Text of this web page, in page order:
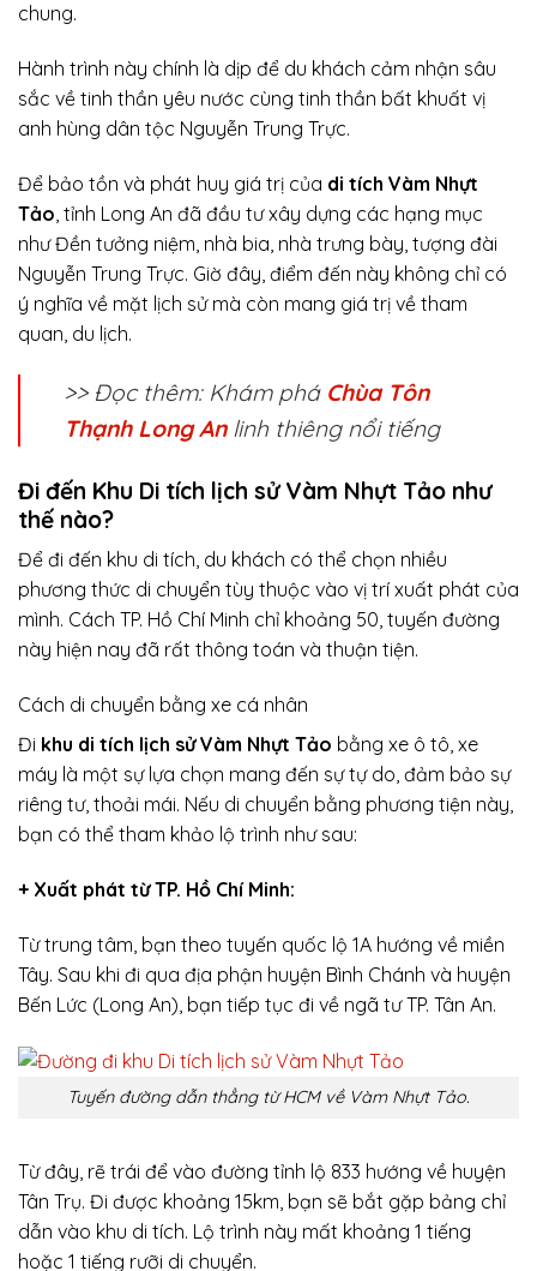
chung.
Hành trình này chính là dịp để du khách cảm nhận sâu
sắc về tinh thần yêu nước cùng tinh thần bất khuất vị
anh hùng dân tộc Nguyễn Trung Trực.
Để bảo tồn và phát huy giá trị của di tích Vàm Nhựt
Tảo, tỉnh Long An đã đầu tư xây dựng các hạng mục
như Đền tưởng niệm, nhà bia, nhà trưng bày, tượng đài
Nguyễn Trung Trực. Giờ đây, điểm đến này không chỉ có
ý nghĩa về mặt lịch sử mà còn mang giá trị về tham
quan, du lịch.
>> Đọc thêm: Khám phá Chùa Tôn
Thạnh Long Anlinh thiêng nổi tiếng
Đi đến Khu Di tích lịch sử Vàm Nhựt Tảo như
thế nào?
Để đi đến khu di tích, du khách có thể chọn nhiều
phương thức di chuyển tùy thuộc vào vị trí xuất phát của
mình. Cách TP. Hồ Chí Minh chỉ khoảng 50, tuyến đường
này hiện nay đã rất thông toán và thuận tiện.
Cách di chuyển bằng xe cá nhân
Đi khu di tích lịch sử Vàm Nhựt Tảo bằng xe ô tô, xe
máy là một sự lựa chọn mang đến sự tự do, đảm bảo sự
riêng tư, thoải mái. Nếu di chuyển bằng phương tiện này,
bạn có thể tham khảo lộ trình như sau:
+ Xuất phát từ TP. Hồ Chí Minh:
Từ trung tâm, bạn theo tuyến quốc lộ 1A hướng về miền
Tây. Sau khi đi qua địa phận huyện Bình Chánh và huyện
Bến Lức (Long An), bạn tiếp tục đi về ngã tư TP. Tân An.
Tuyến đường dẫn thẳng từ HCM về Vàm Nhựt Tảo.
Từ đây, rẽ trái để vào đường tỉnh lộ 833 hướng về huyện
Tân Trụ. Đi được khoảng 15km, bạn sẽ bắt gặp bảng chỉ
dẫn vào khu di tích. Lộ trình này mất khoảng 1 tiếng
hoặc 1 tiếng rưỡi di chuyển.